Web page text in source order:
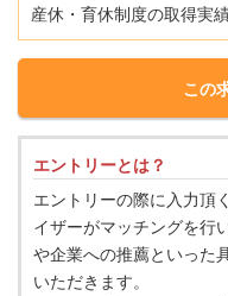
産休・育休制度の取得実
この
エントリーとは？
エントリーの際に入力頂
イザーがマッチングを行
や企業への推薦といった
いただきます。